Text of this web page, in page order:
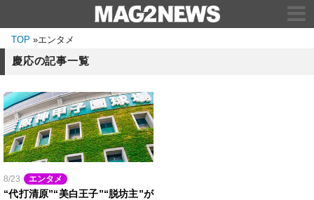
TOP »エンタメ
慶応の記事一覧
8/23 エンタメ
“代打清原”“美白王子”“脱坊主”が